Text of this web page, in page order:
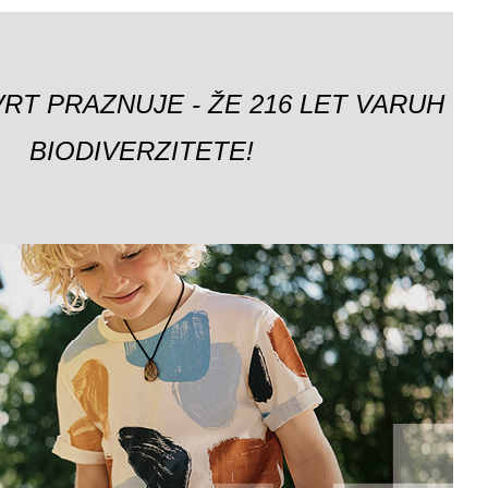
PRAZNUJE - ŽE 216 LET VARUH
BIODIVERZITETE!